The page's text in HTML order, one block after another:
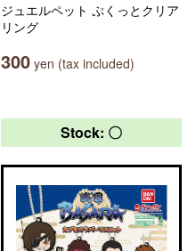
ジュエルペット ぷくっとクリア
リング
300 yen (tax included)
Stock: 〇